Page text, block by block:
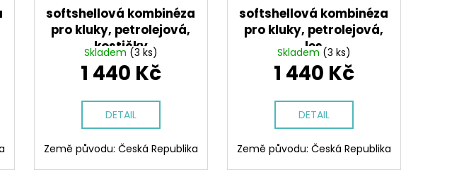
softshellová kombinéza
pro kluky, petrolejová,
kostičky
Skladem (3 ks)
1 440 Kč
DETAIL
Země původu: Česká Republika
softshellová kombinéza
pro kluky, petrolejová,
les
Skladem (3 ks)
1 440 Kč
DETAIL
Země původu: Česká Republika